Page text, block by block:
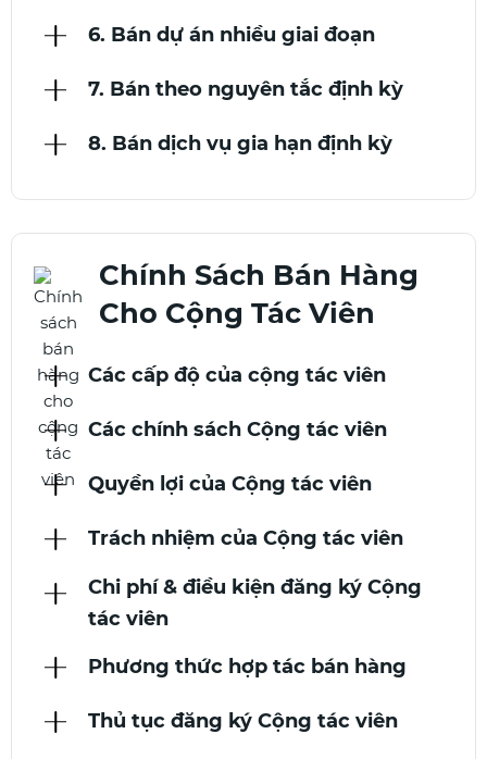
6. Bán dự án nhiều giai đoạn
7. Bán theo nguyên tắc định kỳ
8. Bán dịch vụ gia hạn định kỳ
Chính Sách Bán Hàng
Cho Cộng Tác Viên
Các cấp độ của cộng tác viên
Các chính sách Cộng tác viên
Quyền lợi của Cộng tác viên
Trách nhiệm của Cộng tác viên
Chi phí & điều kiện đăng ký Cộng
tác viên
Phương thức hợp tác bán hàng
Thủ tục đăng ký Cộng tác viên